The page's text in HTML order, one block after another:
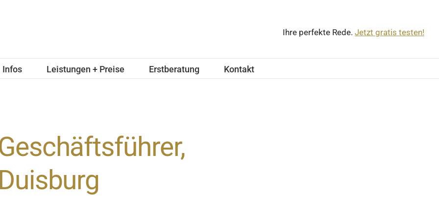
Ihre perfekte Rede. Jetzt gratis testen!
Infos Leistungen + Preise Erstberatung Kontakt
Duisburg